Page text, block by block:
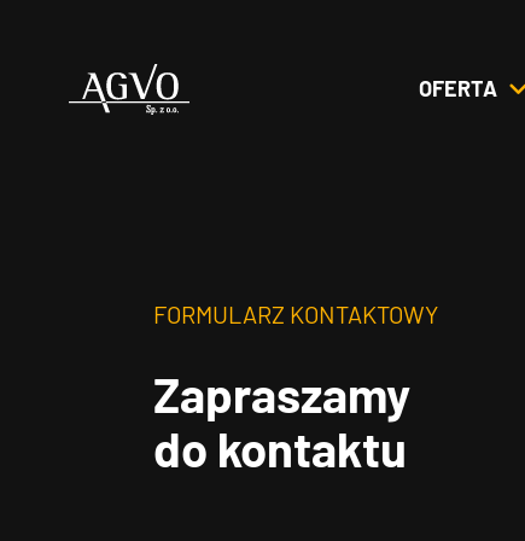
Header
OFERTA
FORMULARZ KONTAKTOWY
Zapraszamy
do kontaktu